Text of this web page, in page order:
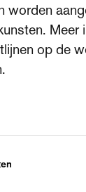
worden
Meer
op de